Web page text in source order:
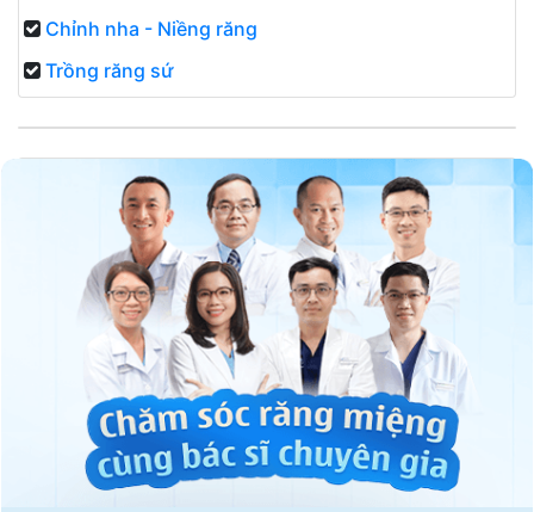
Chỉnh nha - Niềng răng
Trồng răng sứ